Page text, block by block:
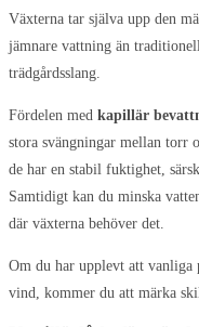
Växterna tar själva upp den
jämnare vattning än
trädgårdsslang.
Fördelen med kapillär
stora svängningar mellan torr
de har en stabil fuktighet,
Samtidigt kan du minska
där växterna behöver det.
Om du har upplevt att vanliga
vind, kommer du att märka